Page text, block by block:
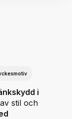
i
stil och